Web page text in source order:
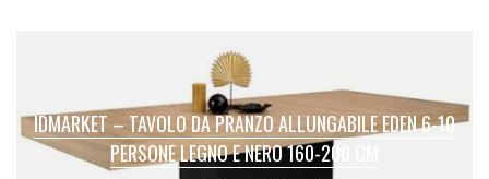
IDMARKET – TAVOLO DA PRANZO ALLUNGABILE EDEN 6-10
PERSONE LEGNO E NERO 160-200 CM